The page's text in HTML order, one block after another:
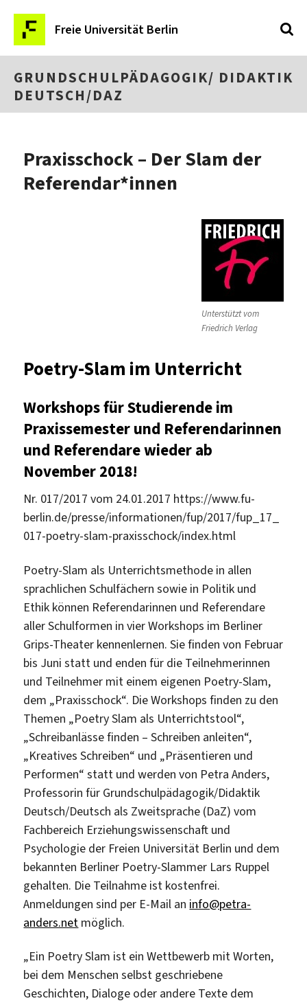
Freie Universität Berlin
GRUNDSCHULPÄDAGOGIK/ DIDAKTIK
DEUTSCH/DAZ
Praxisschock – Der Slam der
Referendar*innen
Unterstützt vom
Friedrich Verlag
Poetry-Slam im Unterricht
Workshops für Studierende im
Praxissemester und Referendarinnen
und Referendare wieder ab
November 2018!
Nr. 017/2017 vom 24.01.2017 https://www.fu-
berlin.de/presse/informationen/fup/2017/fup_17_
017-poetry-slam-praxisschock/index.html
Poetry-Slam als Unterrichtsmethode in allen
sprachlichen Schulfächern sowie in Politik und
Ethik können Referendarinnen und Referendare
aller Schulformen in vier Workshops im Berliner
Grips-Theater kennenlernen. Sie finden von Februar
bis Juni statt und enden für die Teilnehmerinnen
und Teilnehmer mit einem eigenen Poetry-Slam,
dem „Praxisschock“. Die Workshops finden zu den
Themen „Poetry Slam als Unterrichtstool“,
„Schreibanlässe finden – Schreiben anleiten“,
„Kreatives Schreiben“ und „Präsentieren und
Performen“ statt und werden von Petra Anders,
Professorin für Grundschulpädagogik/Didaktik
Deutsch/Deutsch als Zweitsprache (DaZ) vom
Fachbereich Erziehungswissenschaft und
Psychologie der Freien Universität Berlin und dem
bekannten Berliner Poetry-Slammer Lars Ruppel
gehalten. Die Teilnahme ist kostenfrei.
Anmeldungen sind per E-Mail an info@petra-
anders.net möglich.
„Ein Poetry Slam ist ein Wettbewerb mit Worten,
bei dem Menschen selbst geschriebene
Geschichten, Dialoge oder andere Texte dem